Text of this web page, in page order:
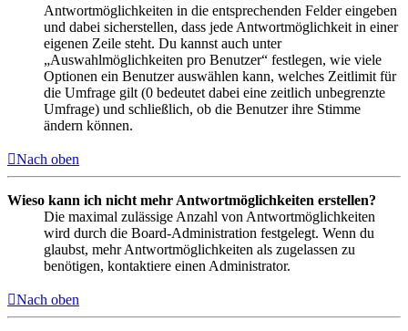
Antwortmöglichkeiten in die entsprechenden Felder eingeben
und dabei sicherstellen, dass jede Antwortmöglichkeit in einer
eigenen Zeile steht. Du kannst auch unter
„Auswahlmöglichkeiten pro Benutzer“ festlegen, wie viele
Optionen ein Benutzer auswählen kann, welches Zeitlimit für
die Umfrage gilt (0 bedeutet dabei eine zeitlich unbegrenzte
Umfrage) und schließlich, ob die Benutzer ihre Stimme
ändern können.
Nach oben
Wieso kann ich nicht mehr Antwortmöglichkeiten erstellen?
Die maximal zulässige Anzahl von Antwortmöglichkeiten
wird durch die Board-Administration festgelegt. Wenn du
glaubst, mehr Antwortmöglichkeiten als zugelassen zu
benötigen, kontaktiere einen Administrator.
Nach oben